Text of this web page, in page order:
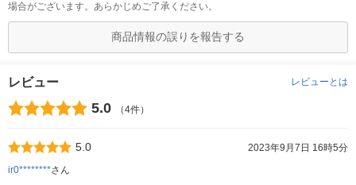
場合がございます。あらかじめご了承ください。
商品情報の誤りを報告する
レビュー レビューとは
5.0 （4件）
5.0
2023年9月7日 16時5分
ir0********さん